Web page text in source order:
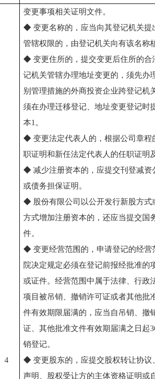
4
变更事项相关证明文件。
◆ 变更名称的，应当向其登记机关提
管辖权限的，由登记机关向有该名称
◆ 变更住所的，提交变更后住所的合
记机关管辖办理地址变更的，须先办
别管理措施的外商投资企业跨登记机
须在办理迁移登记、地址变更登记时
本1。
◆ 变更法定代表人的，根据公司章程
职证明和新任法定代表人的任职证明
◆ 减少注册资本的，应提交刊登减资
或债务担保证明。
◆ 股份有限公司以公开发行新股方式
方式增加注册资本的，还应当提交国
件。
◆ 变更经营范围的，申请登记的经营
院决定规定必须在登记前报经批准的
或证件。经营范围中属于法律、行政
项目被吊销、撤销许可证或者其他批
件有效期限届满的，应当自吊销、撤
证、其他批准文件有效期届满之日起
销登记。
◆ 变更股东的，应提交股权转让协议
声明、股权受让方的主体资格证明或